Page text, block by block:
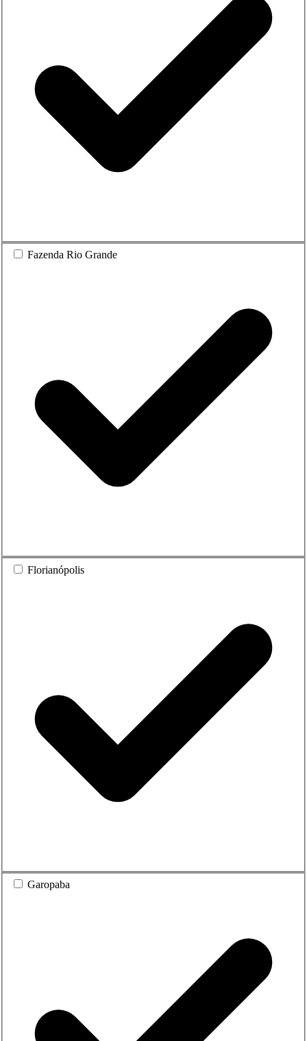
Fazenda Rio Grande
Florianópolis
Garopaba